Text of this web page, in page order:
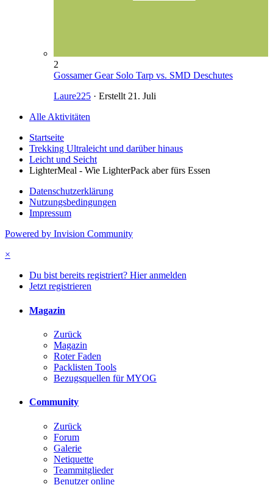
2
Gossamer Gear Solo Tarp vs. SMD Deschutes
Laure225 · Erstellt21. Juli
Alle Aktivitäten
Startseite
Trekking Ultraleicht und darüber hinaus
Leicht und Seicht
LighterMeal - Wie LighterPack aber fürs Essen
Datenschutzerklärung
Nutzungsbedingungen
Impressum
Powered by Invision Community
×
Du bist bereits registriert? Hier anmelden
Jetzt registrieren
Magazin
Zurück
Magazin
Roter Faden
Packlisten Tools
Bezugsquellen für MYOG
Community
Zurück
Forum
Galerie
Netiquette
Teammitglieder
Benutzer online